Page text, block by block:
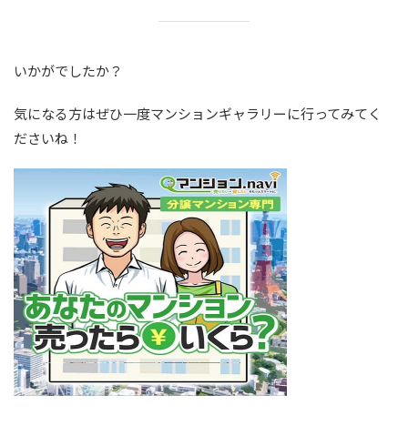
いかがでしたか？
気になる方はぜひ一度マンションギャラリーに行ってみてく
ださいね！